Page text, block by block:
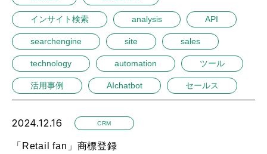
インサイト検索 analysis API
searchengine site sales
technology automation ツール
活用事例 AIchatbot セールス
2024.12.16 CRM
「Retail fan」商標登録